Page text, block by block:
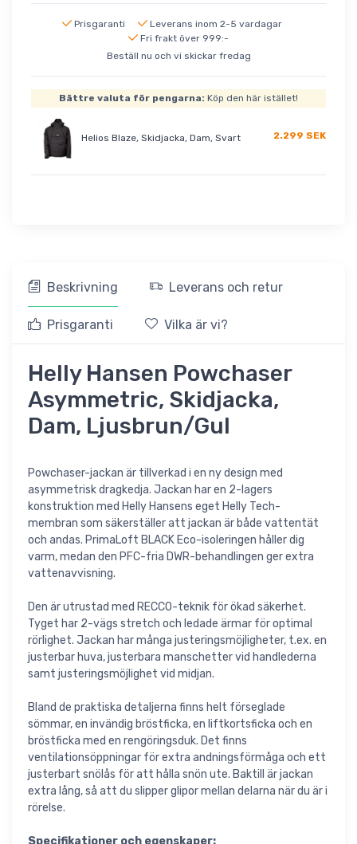
Prisgaranti
Leverans inom 2-5 vardagar
Fri frakt över 999:-
Beställ nu och vi skickar fredag
Bättre valuta för pengarna: Köp den här istället!
Helios Blaze, Skidjacka, Dam, Svart 2.299 SEK
Beskrivning Leverans och retur
Prisgaranti Vilka är vi?
Helly Hansen Powchaser
Asymmetric, Skidjacka,
Dam, Ljusbrun/Gul
Powchaser-jackan är tillverkad i en ny design med
asymmetrisk dragkedja. Jackan har en 2-lagers
konstruktion med Helly Hansens eget Helly Tech-
membran som säkerställer att jackan är både vattentät
och andas. PrimaLoft BLACK Eco-isoleringen håller dig
varm, medan den PFC-fria DWR-behandlingen ger extra
vattenavvisning.
Den är utrustad med RECCO-teknik för ökad säkerhet.
Tyget har 2-vägs stretch och ledade ärmar för optimal
rörlighet. Jackan har många justeringsmöjligheter, t.ex. en
justerbar huva, justerbara manschetter vid handlederna
samt justeringsmöjlighet vid midjan.
Bland de praktiska detaljerna finns helt förseglade
sömmar, en invändig bröstficka, en liftkortsficka och en
bröstficka med en rengöringsduk. Det finns
ventilationsöppningar för extra andningsförmåga och ett
justerbart snölås för att hålla snön ute. Baktill är jackan
extra lång, så att du slipper glipor mellan delarna när du är i
rörelse.